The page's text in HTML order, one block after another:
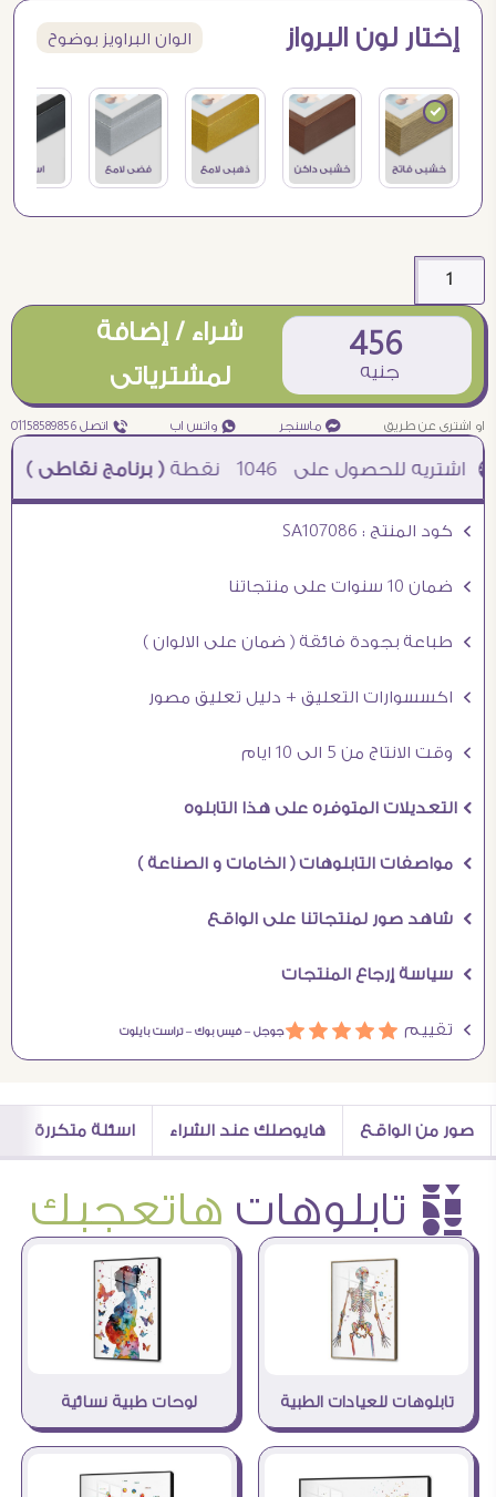
إختار لون البرواز الوان البراويز بوضوح
456
جنيه
شراء / إضافة
لمشترياتى
او اشترى عن طريق ¥ ماسنجر ₧ واتس اب ƒ اتصل 01158589856
1046 نقطة( برنامج نقاطى )à خصم 5% للعملاء الجدد à شحن مجانى عند الشراء ب 4000 جنيه à
Ö كود المنتج : SA107086
Ö ضمان 10 سنوات على منتجاتنا
Ö طباعة بجودة فائقة ( ضمان على الالوان )
Ö اكسسوارات التعليق + دليل تعليق مصور
Ö وقت الانتاج من 5 الى 10 ايام
Ö التعديلات المتوفره على هذا التابلوه
Ö مواصفات التابلوهات ( الخامات و الصناعة )
Ö شاهد صور لمنتجاتنا على الواقع
Ö سياسة إرجاع المنتجات
Ö تقييم áááááجوجل –فيس بوك –تراست بايلوت
صور من الواقع هايوصلك عند الشراء اسئلة متكررة
è تابلوهات هاتعجبك
تابلوهات للعيادات الطبية لوحات طبية نسائية